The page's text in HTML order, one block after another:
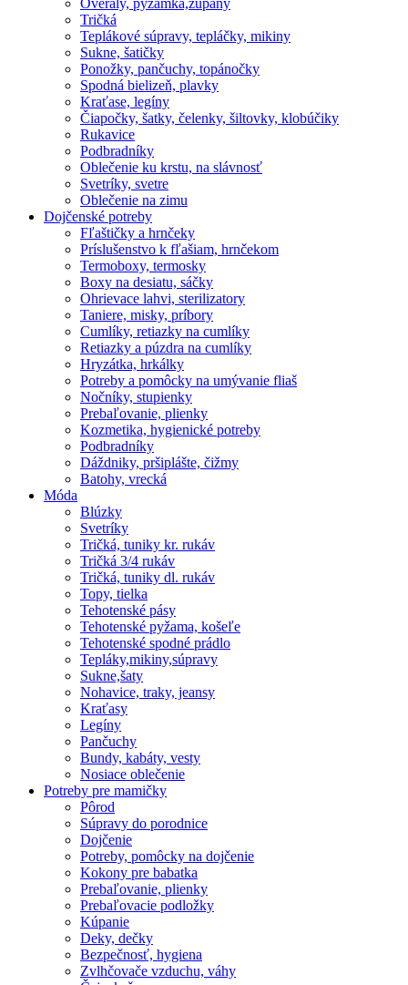
Tričká
Teplákové súpravy, tepláčky, mikiny
Sukne, šatičky
Ponožky, pančuchy, topánočky
Spodná bielizeň, plavky
Kraťase, legíny
Čiapočky, šatky, čelenky, šiltovky, klobúčiky
Rukavice
Podbradníky
Oblečenie ku krstu, na slávnosť
Svetríky, svetre
Oblečenie na zimu
Dojčenské potreby
Fľaštičky a hrnčeky
Príslušenstvo k fľašiam, hrnčekom
Termoboxy, termosky
Boxy na desiatu, sáčky
Ohrievace lahvi, sterilizatory
Taniere, misky, príbory
Cumlíky, retiazky na cumlíky
Retiazky a púzdra na cumlíky
Hryzátka, hrkálky
Potreby a pomôcky na umývanie fliaš
Nočníky, stupienky
Prebaľovanie, plienky
Kozmetika, hygienické potreby
Podbradníky
Dáždniky, pršiplášte, čižmy
Batohy, vrecká
Móda
Blúzky
Svetríky
Tričká, tuniky kr. rukáv
Tričká 3/4 rukáv
Tričká, tuniky dl. rukáv
Topy, tielka
Tehotenské pásy
Tehotenské pyžama, košeľe
Tehotenské spodné prádlo
Tepláky,mikiny,súpravy
Sukne,šaty
Nohavice, traky, jeansy
Kraťasy
Legíny
Pančuchy
Bundy, kabáty, vesty
Nosiace oblečenie
Potreby pre mamičky
Pôrod
Súpravy do porodnice
Dojčenie
Potreby, pomôcky na dojčenie
Kokony pre babatka
Prebaľovanie, plienky
Prebaľovacie podložky
Kúpanie
Deky, dečky
Bezpečnosť, hygiena
Zvlhčovače vzduchu, váhy